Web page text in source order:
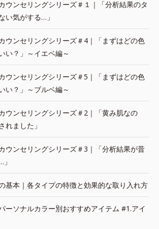
ウンセリングシリーズ＃１｜「分析結果のタ
い気がする…」
ウンセリングシリーズ＃4｜「まずはどの色
い？」～イエベ編～
ウンセリングシリーズ＃5｜「まずはどの色
い？」～ブルベ編～
ウンセリングシリーズ＃2｜「黄み肌なの
れました」
ウンセリングシリーズ＃3｜「分析結果が昔
基本｜各タイプの特徴と効果的な取り入れ方
ーソナルカラー別おすすめアイテム #1.アイ